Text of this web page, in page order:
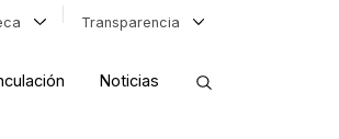
Transparencia
Noticias